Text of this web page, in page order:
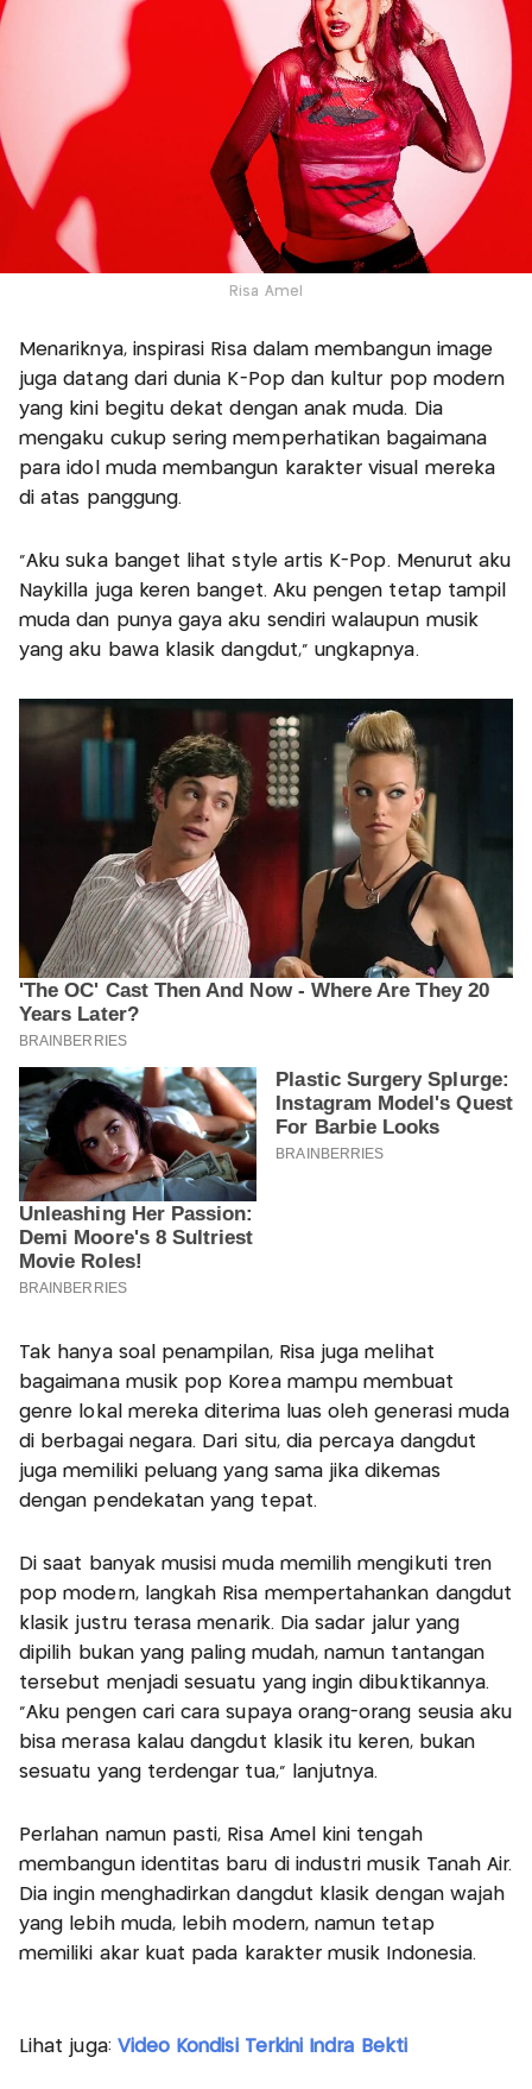
Risa Amel
Menariknya, inspirasi Risa dalam membangun image
juga datang dari dunia K-Pop dan kultur pop modern
yang kini begitu dekat dengan anak muda. Dia
mengaku cukup sering memperhatikan bagaimana
para idol muda membangun karakter visual mereka
di atas panggung.
“Aku suka banget lihat style artis K-Pop. Menurut aku
Naykilla juga keren banget. Aku pengen tetap tampil
muda dan punya gaya aku sendiri walaupun musik
yang aku bawa klasik dangdut,” ungkapnya.
Tak hanya soal penampilan, Risa juga melihat
bagaimana musik pop Korea mampu membuat
genre lokal mereka diterima luas oleh generasi muda
di berbagai negara. Dari situ, dia percaya dangdut
juga memiliki peluang yang sama jika dikemas
dengan pendekatan yang tepat.
Di saat banyak musisi muda memilih mengikuti tren
pop modern, langkah Risa mempertahankan dangdut
klasik justru terasa menarik. Dia sadar jalur yang
dipilih bukan yang paling mudah, namun tantangan
tersebut menjadi sesuatu yang ingin dibuktikannya.
“Aku pengen cari cara supaya orang-orang seusia aku
bisa merasa kalau dangdut klasik itu keren, bukan
sesuatu yang terdengar tua,” lanjutnya.
Perlahan namun pasti, Risa Amel kini tengah
membangun identitas baru di industri musik Tanah Air.
Dia ingin menghadirkan dangdut klasik dengan wajah
yang lebih muda, lebih modern, namun tetap
memiliki akar kuat pada karakter musik Indonesia.
Lihat juga: Video Kondisi Terkini Indra Bekti